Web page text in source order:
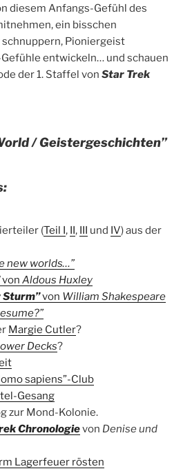
diesem Anfangs-Gefühl des
ein bisschen
Pioniergeist
entwickeln… und schauen
der 1. Staffel von Star Trek
/ Geistergeschichten”
(Teil I, II, III und IV) aus der
new worlds…”
von Aldous Huxley
Sturm”von William Shakespeare
Margie Cutler?
Decks?
sapiens”-Club
Gesang
zur Mond-Kolonie.
Chronologievon Denise und
Lagerfeuer rösten